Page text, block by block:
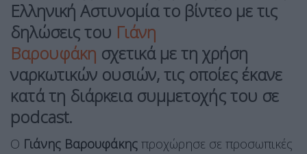
Ελληνική Αστυνομία το βίντεο με τις
δηλώσεις του Γιάνη
Βαρουφάκη σχετικά με τη χρήση
ναρκωτικών ουσιών, τις οποίες έκανε
κατά τη διάρκεια συμμετοχής του σε
podcast.
Ο Γιάνης Βαρουφάκης προχώρησε σε προσωπικές